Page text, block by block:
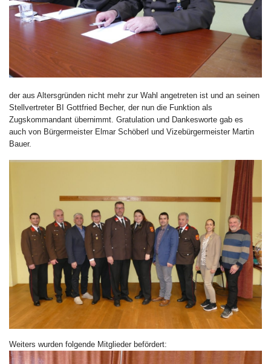
der aus Altersgründen nicht mehr zur Wahl angetreten ist und an seinen
Stellvertreter BI Gottfried Becher, der nun die Funktion als
Zugskommandant übernimmt. Gratulation und Dankesworte gab es
auch von Bürgermeister Elmar Schöberl und Vizebürgermeister Martin
Bauer.
Weiters wurden folgende Mitglieder befördert: